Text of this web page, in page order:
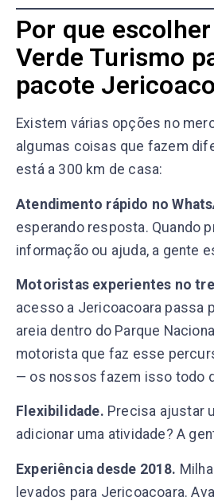
Por que
Verde Turismo
pacote
Existem várias opções no
algumas coisas que fazem
está a 300 km de casa:
Atendimento rápido no
esperando resposta. Quando
informação ou ajuda, a gente
Motoristas experientes no
acesso a Jericoacoara passa
areia dentro do Parque
motorista que faz esse
— os nossos fazem isso todo
Flexibilidade. Precisa ajustar
adicionar uma atividade? A
Experiência desde 2018.
levados para Jericoacoara.